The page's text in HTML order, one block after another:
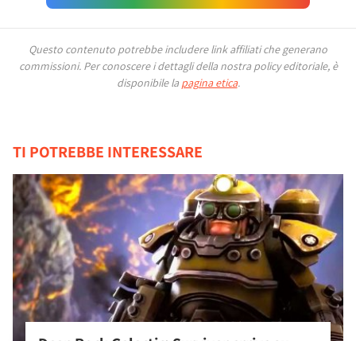
Questo contenuto potrebbe includere link affiliati che generano
commissioni. Per conoscere i dettagli della nostra policy editoriale, è
disponibile la pagina etica.
TI POTREBBE INTERESSARE